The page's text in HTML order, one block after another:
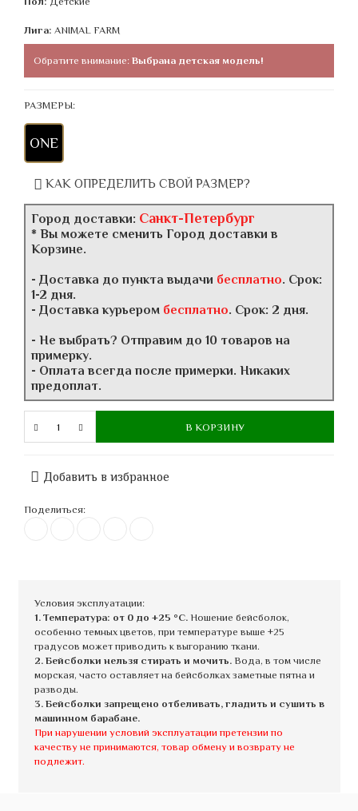
Лига: ANIMAL FARM
Обратите внимание: Выбрана детская модель!
РАЗМЕРЫ:
ONE
КАК ОПРЕДЕЛИТЬ СВОЙ РАЗМЕР?
Город доставки: Санкт-Петербург
* Вы можете сменить Город доставки в
Корзине.
- Доставка до пункта выдачи бесплатно. Срок:
1-2 дня.
- Доставка курьером бесплатно. Срок: 2 дня.
- Не выбрать? Отправим до 10 товаров на
примерку.
- Оплата всегда после примерки. Никаких
предоплат.
В КОРЗИНУ
Добавить в избранное
Поделиться:
Условия эксплуатации:
1. Температура: от 0 до +25 °C.Ношение бейсболок,
особенно темных цветов, при температуре выше +25
градусов может приводить к выгоранию ткани.
2. Бейсболки нельзя стирать и мочить.Вода, в том числе
морская, часто оставляет на бейсболках заметные пятна и
разводы.
3. Бейсболки запрещено отбеливать, гладить и сушить в
машинном барабане.
При нарушении условий эксплуатации претензии по
качеству не принимаются, товар обмену и возврату не
подлежит.